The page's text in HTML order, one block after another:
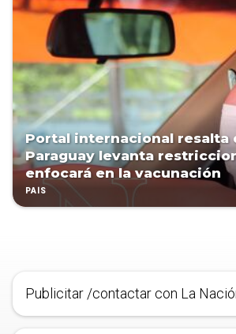
Portal internacional resalta
Paraguay levanta
enfocará en la vacunación
PAÍS
Publicitar /contactar con La